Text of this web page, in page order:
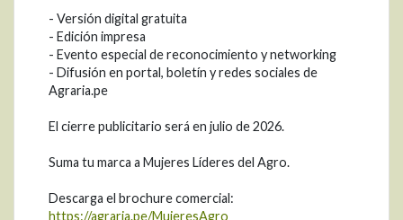
- Versión digital gratuita
- Edición impresa
- Evento especial de reconocimiento y networking
- Difusión en portal, boletín y redes sociales de
Agraria.pe
El cierre publicitario será en julio de 2026.
Suma tu marca a Mujeres Líderes del Agro.
Descarga el brochure comercial:
https://agraria.pe/MujeresAgro